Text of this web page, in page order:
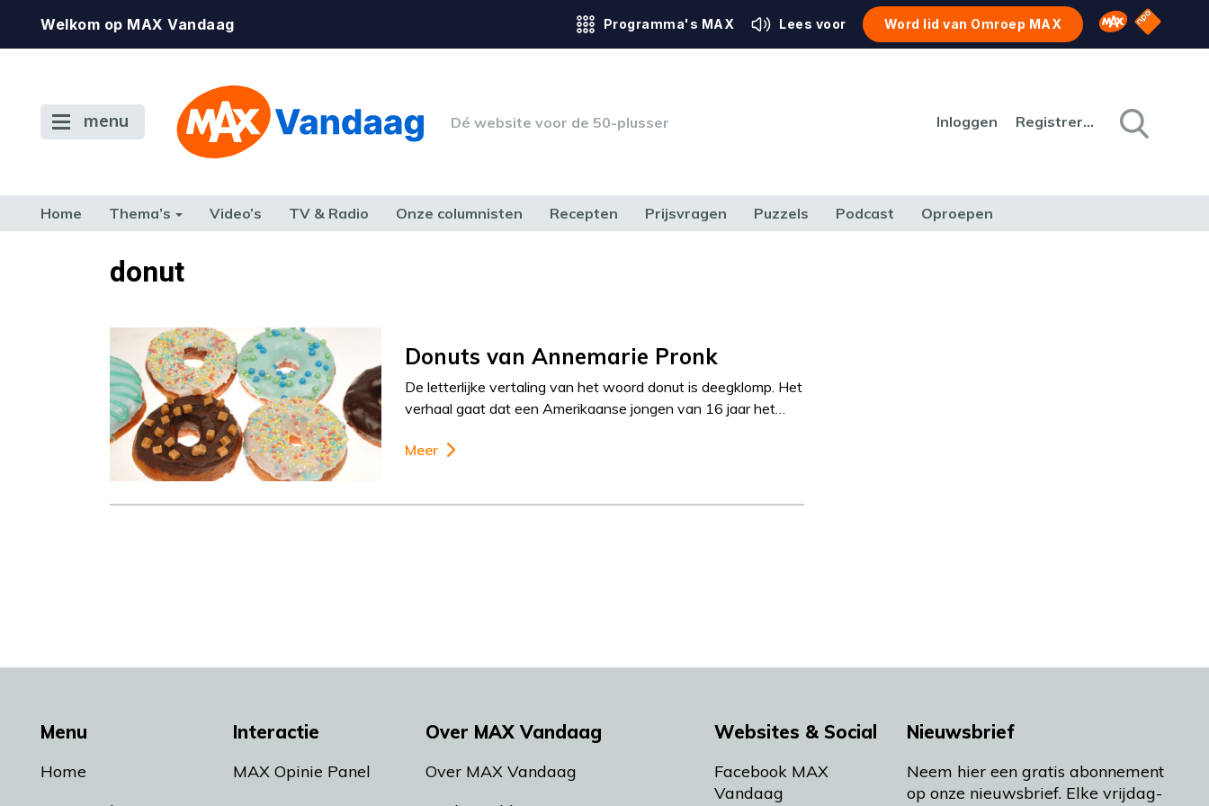
Welkom op MAX Vandaag Programma's MAX Lees voor Word lid van Omroep MAX Omroep MAX
NPO
menu Dé website voor de 50-plusser Inloggen Registreren
Home Thema’s Video’s TV & Radio Onze columnisten Recepten Prijsvragen Puzzels Podcast Oproepen
TERUG NAAR TOENdonut
Donuts van Annemarie Pronk
De letterlijke vertaling van het woord donut is deegklomp. Het
verhaal gaat dat een Amerikaanse jongen van 16 jaar het…
Meer
Menu
Home
Interactie
MAX Opinie Panel
Over MAX Vandaag
Over MAX Vandaag
Websites & Social
Facebook MAX
Vandaag
Nieuwsbrief
Neem hier een gratis abonnement
op onze nieuwsbrief. Elke vrijdag-